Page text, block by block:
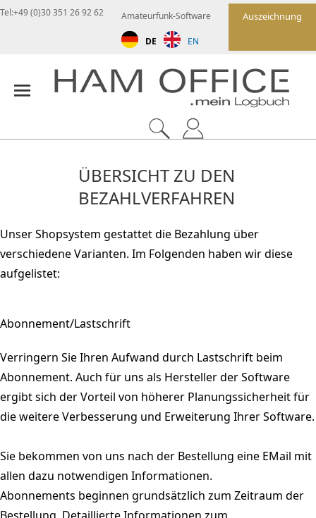
Auszeichnung
Amateurfunk-Software
DE EN
Tel:+49 (0)30 351 26 92 62
ÜBERSICHT ZU DEN
BEZAHLVERFAHREN
Unser Shopsystem gestattet die Bezahlung über
verschiedene Varianten. Im Folgenden haben wir diese
aufgelistet:
Abonnement/Lastschrift
Verringern Sie Ihren Aufwand durch Lastschrift beim
Abonnement. Auch für uns als Hersteller der Software
ergibt sich der Vorteil von höherer Planungssicherheit für
die weitere Verbesserung und Erweiterung Ihrer Software.
Sie bekommen von uns nach der Bestellung eine EMail mit
allen dazu notwendigen Informationen.
Abonnements beginnen grundsätzlich zum Zeitraum der